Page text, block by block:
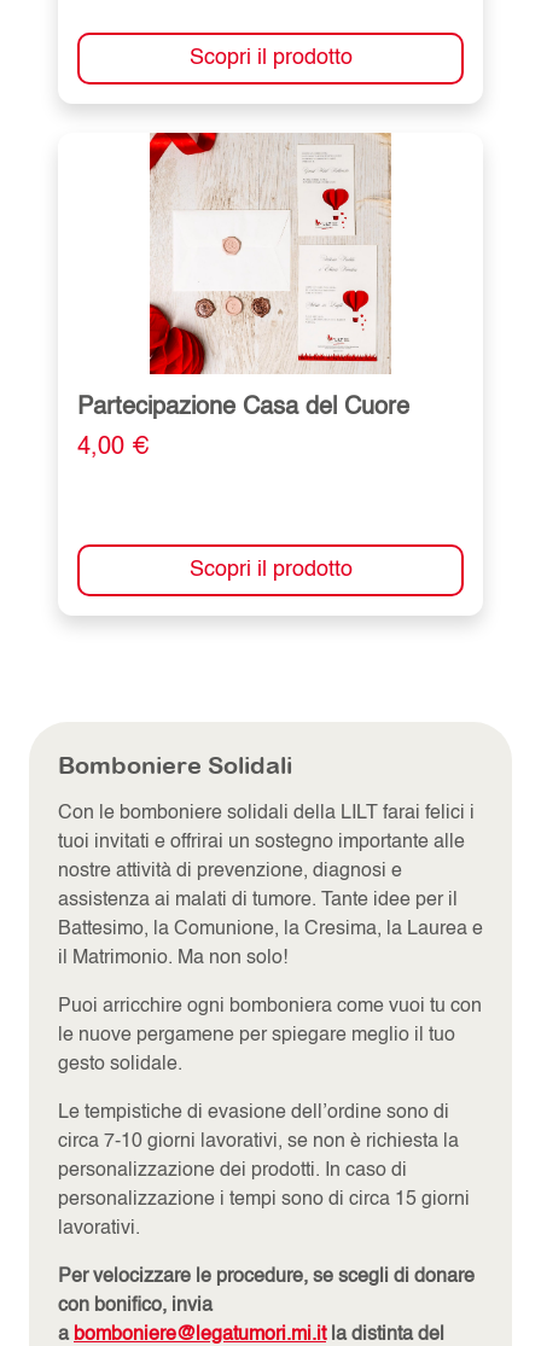
Scopri il prodotto
Partecipazione Casa del Cuore
4,00 €
Scopri il prodotto
Bomboniere Solidali
Con le bomboniere solidali della LILT farai felici i
tuoi invitati e offrirai un sostegno importante alle
nostre attività di prevenzione, diagnosi e
assistenza ai malati di tumore. Tante idee per il
Battesimo, la Comunione, la Cresima, la Laurea e
il Matrimonio. Ma non solo!
Puoi arricchire ogni bomboniera come vuoi tu con
le nuove pergamene per spiegare meglio il tuo
gesto solidale.
Le tempistiche di evasione dell’ordine sono di
circa 7-10 giorni lavorativi, se non è richiesta la
personalizzazione dei prodotti. In caso di
personalizzazione i tempi sono di circa 15 giorni
lavorativi.
Per velocizzare le procedure, se scegli di donare
con bonifico, invia
a bomboniere@legatumori.mi.itla distinta del